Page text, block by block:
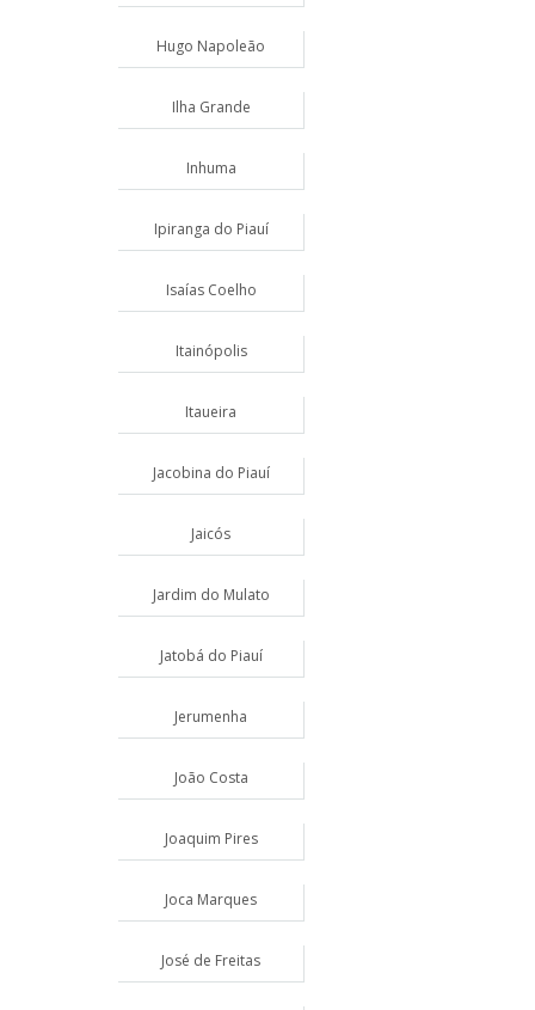
Hugo Napoleão
Ilha Grande
Inhuma
Ipiranga do Piauí
Isaías Coelho
Itainópolis
Itaueira
Jacobina do Piauí
Jaicós
Jardim do Mulato
Jatobá do Piauí
Jerumenha
João Costa
Joaquim Pires
Joca Marques
José de Freitas